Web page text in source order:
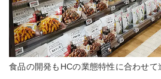
食品の開発もHCの業態特性に合わせて